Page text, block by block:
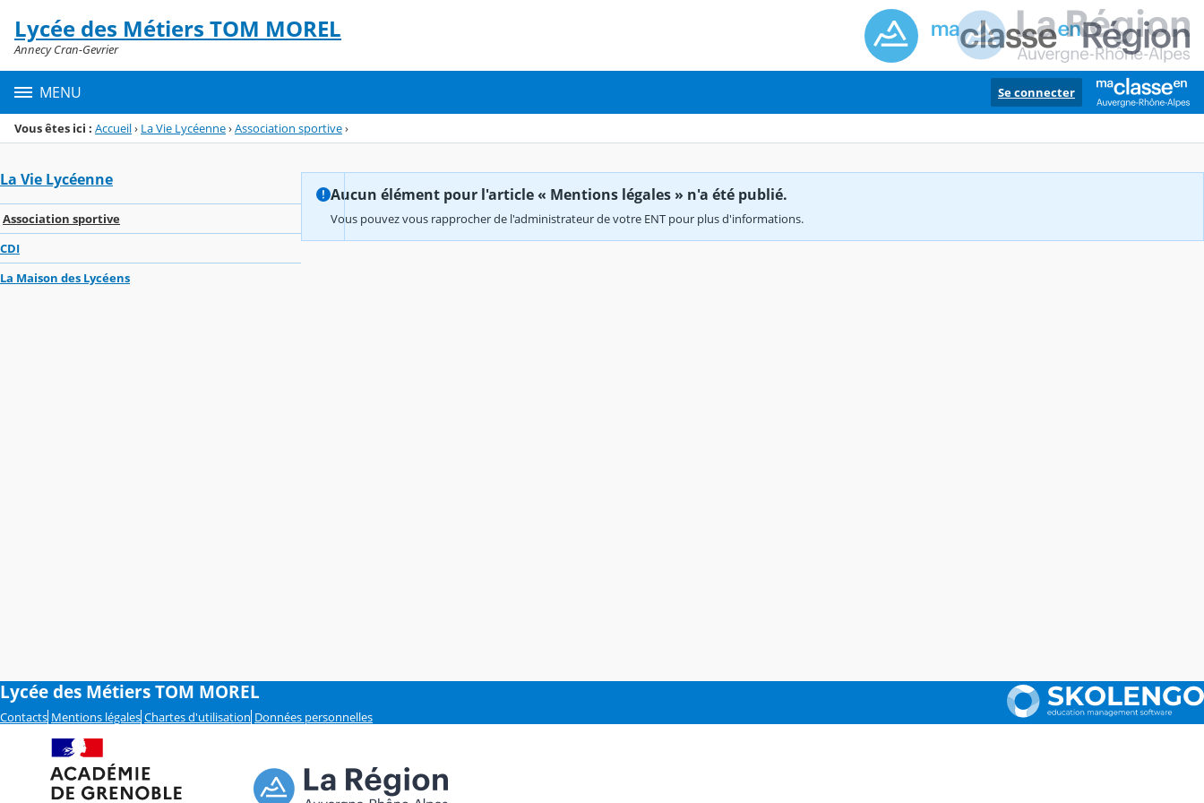
Menu de la rubrique
Contenu
Lycée des Métiers TOM MOREL
Annecy Cran-Gevrier
MENU Se connecter
Vous êtes ici : Accueil› La Vie Lycéenne›Association sportive›
La Vie Lycéenne
Association sportive
CDI
La Maison des Lycéens
Aucun élément pour l'article « Mentions légales » n'a été publié.
Vous pouvez vous rapprocher de l'administrateur de votre ENT pour plus d'informations.
Lycée des Métiers TOM MOREL
Contacts Mentions légales Chartes d'utilisation Données personnelles